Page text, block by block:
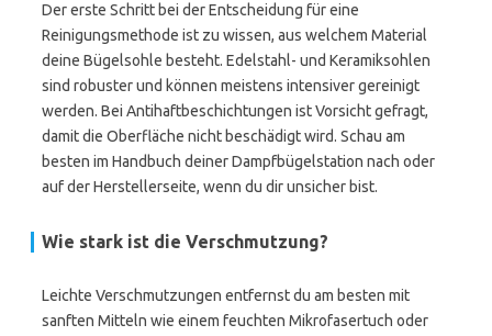
Der erste Schritt bei der Entscheidung für eine
Reinigungsmethode ist zu wissen, aus welchem Material
deine Bügelsohle besteht. Edelstahl- und Keramiksohlen
sind robuster und können meistens intensiver gereinigt
werden. Bei Antihaftbeschichtungen ist Vorsicht gefragt,
damit die Oberfläche nicht beschädigt wird. Schau am
besten im Handbuch deiner Dampfbügelstation nach oder
auf der Herstellerseite, wenn du dir unsicher bist.
Wie stark ist die Verschmutzung?
Leichte Verschmutzungen entfernst du am besten mit
sanften Mitteln wie einem feuchten Mikrofasertuch oder